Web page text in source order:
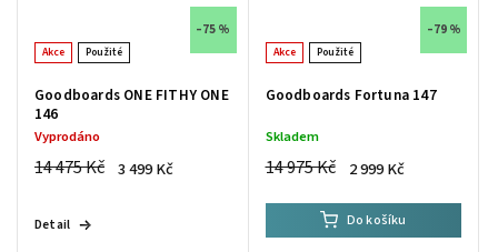
Akce Použité
–75 %
Goodboards ONE FITHY ONE
146
Vyprodáno
14 475 Kč 3 499 Kč
Detail
Akce Použité
–79 %
Goodboards Fortuna 147
Skladem
14 975 Kč 2 999 Kč
Do košíku